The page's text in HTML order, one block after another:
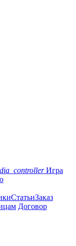
Игра
СтатьиЗаказ
Договор